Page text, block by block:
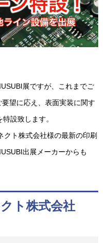
展ですが、これまでご
望に応え、表面実装に関す
設致します。
ト株式会社様の最新の印刷
出展メーカーからも
ト株式会社